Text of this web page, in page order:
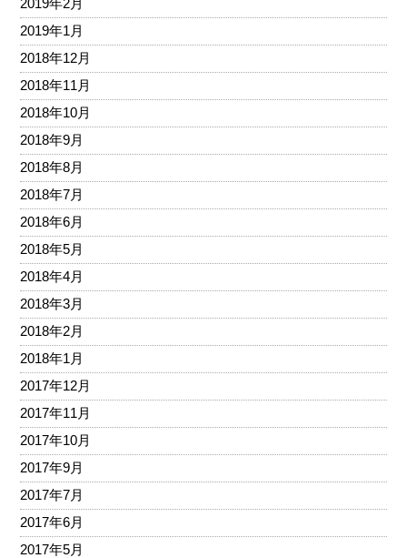
2019年1月
2018年12月
2018年11月
2018年10月
2018年9月
2018年8月
2018年7月
2018年6月
2018年5月
2018年4月
2018年3月
2018年2月
2018年1月
2017年12月
2017年11月
2017年10月
2017年9月
2017年7月
2017年6月
2017年5月